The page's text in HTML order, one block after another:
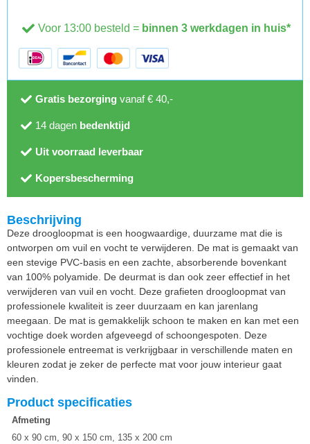
Voor 13:00 besteld = binnen 3 werkdagen in huis*
Gratis bezorging vanaf € 40,-
14 dagen bedenktijd
Uit voorraad leverbaar
Kopersbescherming
Beschrijving
Deze droogloopmat is een hoogwaardige, duurzame mat die is
ontworpen om vuil en vocht te verwijderen. De mat is gemaakt van
een stevige PVC-basis en een zachte, absorberende bovenkant
van 100% polyamide. De deurmat is dan ook zeer effectief in het
verwijderen van vuil en vocht. Deze grafieten droogloopmat van
professionele kwaliteit is zeer duurzaam en kan jarenlang
meegaan. De mat is gemakkelijk schoon te maken en kan met een
vochtige doek worden afgeveegd of schoongespoten. Deze
professionele entreemat is verkrijgbaar in verschillende maten en
kleuren zodat je zeker de perfecte mat voor jouw interieur gaat
vinden.
Product specificaties
Afmeting
60 x 90 cm, 90 x 150 cm, 135 x 200 cm